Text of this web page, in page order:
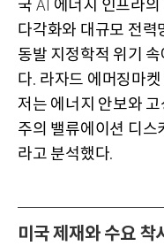
국 AI 에너지 인프라
다각화와 대규모 전력
동발 지정학적 위기
다. 라자드 에머징마
저는 에너지 안보와
주의 밸류에이션 디스
라고 분석했다.
미국 제재와 수요